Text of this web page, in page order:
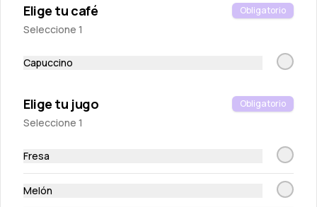
Pita chips
S/ 10.00
Elige tu café Obligatorio
Seleccione 1
Capuccino
Elige tu jugo Obligatorio
Seleccione 1
Fresa
Melón